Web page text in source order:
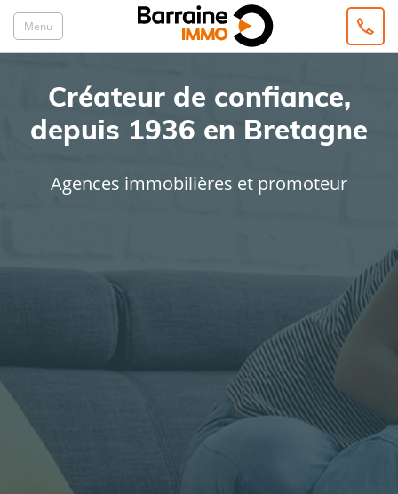
Menu
Créateur de confiance,
depuis 1936 en Bretagne
Agences immobilières et promoteur
Rayon